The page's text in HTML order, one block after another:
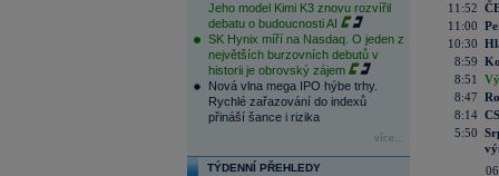
Jeho model Kimi K3 znovu rozvířil
debatu o budoucnosti AI
SK Hynix míří na Nasdaq. O jeden z
největších burzovních debutů v
historii je obrovský zájem
Nová vlna mega IPO hýbe trhy.
Rychlé zařazování do indexů
přináší šance i rizika
více...
TÝDENNÍ PŘEHLEDY
11:52
11:00
10:30
8:59
8:51
8:47
8:14
5:50